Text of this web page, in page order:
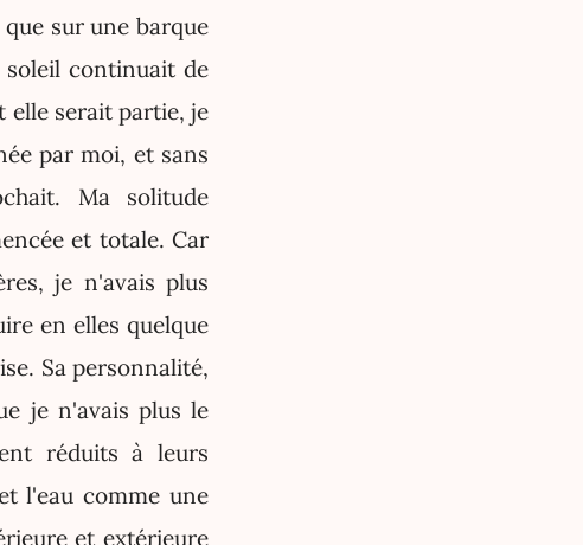
sur une barque
soleil continuait de
elle serait partie, je
par moi, et sans
Ma solitude
et totale. Car
je n'avais plus
en elles quelque
Sa personnalité,
je n'avais plus le
réduits à leurs
l'eau comme une
et extérieure